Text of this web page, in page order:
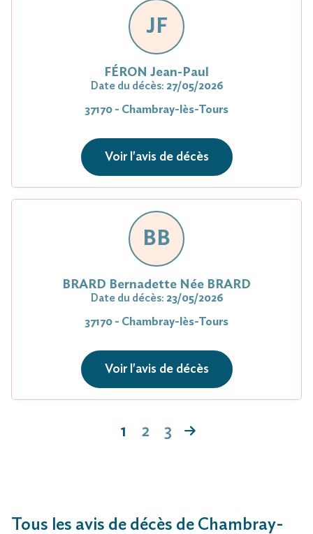
JF
FÉRON Jean-Paul
Date du décès: 27/05/2026
37170 - Chambray-lès-Tours
Voir l'avis de décès
BB
BRARD Bernadette Née BRARD
Date du décès: 23/05/2026
37170 - Chambray-lès-Tours
Voir l'avis de décès
1 2 3
Tous les avis de décès de Chambray-